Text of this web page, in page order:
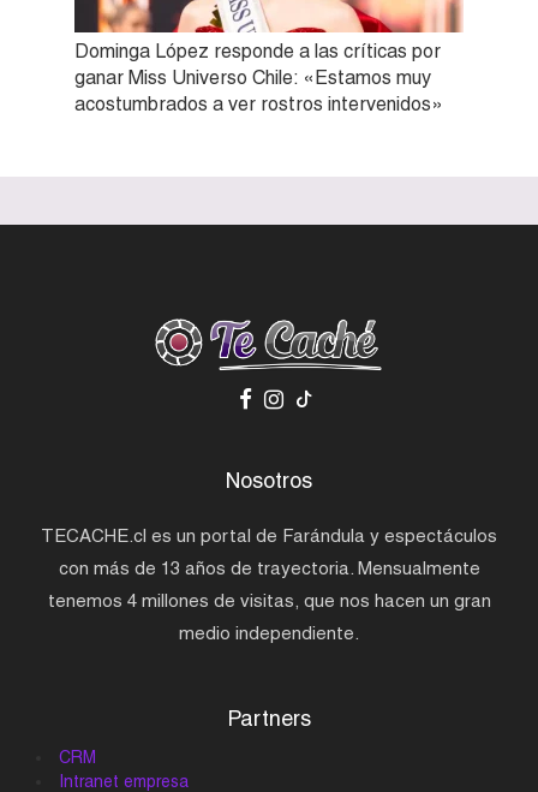
Dominga López responde a las críticas por
ganar Miss Universo Chile: «Estamos muy
acostumbrados a ver rostros intervenidos»
Nosotros
TECACHE.cl es un portal de Farándula y espectáculos
con más de 13 años de trayectoria. Mensualmente
tenemos 4 millones de visitas, que nos hacen un gran
medio independiente.
Partners
CRM
Intranet empresa